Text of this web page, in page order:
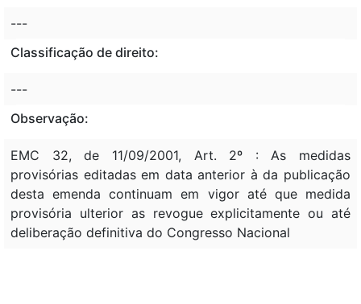
---
Classificação de direito:
---
Observação:
EMC 32, de 11/09/2001, Art. 2º : As medidas
provisórias editadas em data anterior à da publicação
desta emenda continuam em vigor até que medida
provisória ulterior as revogue explicitamente ou até
deliberação definitiva do Congresso Nacional